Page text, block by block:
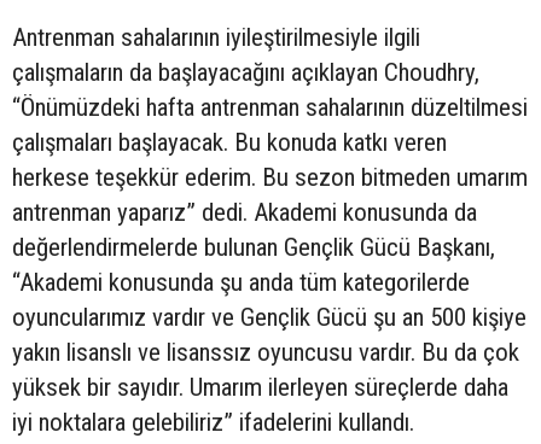
Antrenman sahalarının iyileştirilmesiyle ilgili
çalışmaların da başlayacağını açıklayan Choudhry,
“Önümüzdeki hafta antrenman sahalarının düzeltilmesi
çalışmaları başlayacak. Bu konuda katkı veren
herkese teşekkür ederim. Bu sezon bitmeden umarım
antrenman yaparız” dedi. Akademi konusunda da
değerlendirmelerde bulunan Gençlik Gücü Başkanı,
“Akademi konusunda şu anda tüm kategorilerde
oyuncularımız vardır ve Gençlik Gücü şu an 500 kişiye
yakın lisanslı ve lisanssız oyuncusu vardır. Bu da çok
yüksek bir sayıdır. Umarım ilerleyen süreçlerde daha
iyi noktalara gelebiliriz” ifadelerini kullandı.